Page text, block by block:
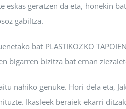
geratzen da eta, honekin
gabiltza.
bat PLASTIKOZKO
bigarren bizitza bat eman
nahiko genuke. Hori dela eta,
Ikasleek beraiek ekarri